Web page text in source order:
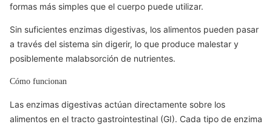
formas más simples que el cuerpo puede utilizar.
Sin suficientes enzimas digestivas, los alimentos pueden pasar
a través del sistema sin digerir, lo que produce malestar y
posiblemente malabsorción de nutrientes.
Cómo funcionan
Las enzimas digestivas actúan directamente sobre los
alimentos en el tracto gastrointestinal (GI). Cada tipo de enzima